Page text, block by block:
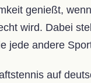
genießt,
wird. Dabei
jede andere
auf